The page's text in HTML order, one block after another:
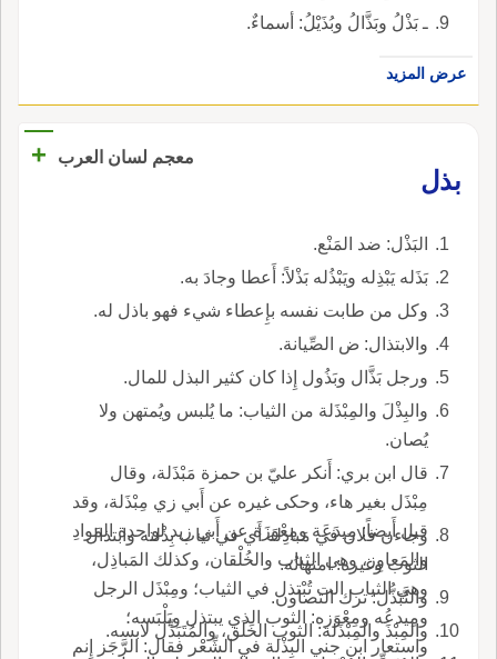
ـ بَذْلُ وبَذَّالُ وبُذَيْلُ: أسماءٌ.
عرض المزيد
معجم لسان العرب
+
بذل
البَذْل: ضد المَنْع.
بَذَله يَبْذِله ويَبْذُله بَذْلاً: أَعطا وجادَ به.
وكل من طابت نفسه بإِعطاء شيء فهو باذل له.
والابتذال: ض الصِّيانة.
ورجل بَذَّال وبَذُول إِذا كان كثير البذل للمال.
والبِذْلَ والمِبْذَلة من الثياب: ما يُلبس ويُمتهن ولا
يُصان.
قال ابن بري: أَنكر عليّ بن حمزة مَبْذَلة، وقال
مِبْذَل بغير هاء، وحكى غيره عن أَبي زي مِبْذَلة، وقد
قيل أَيضاً: مِيدَعَة ومِعْوَزَة عن أَبي زيد لواحدة المَوادِ
والمَعاوِز، وهي الثياب والخُلْقان، وكذلك المَباذِل،
وهي الثياب الت تُبْتذل في الثياب؛ ومِبْذَل الرجل
ومِيدعُه ومِعْوَزه: الثوب الذي يبتذل ويَلْبَسه؛
واستعار ابن جني البِذْلة في الشِّعْر فقال: الرَّجَز إِنم
وجاءن فلان في مَباذِله أَي في ثياب بِذْلته وابتذال
الثوب وغيره: امتهانُه.
والتَّبَذُّل: ترك التصاون.
والمِبْذَ والمِبْذَلة: الثوب الخَلَق، والمُتَبَذِّل لابسه.